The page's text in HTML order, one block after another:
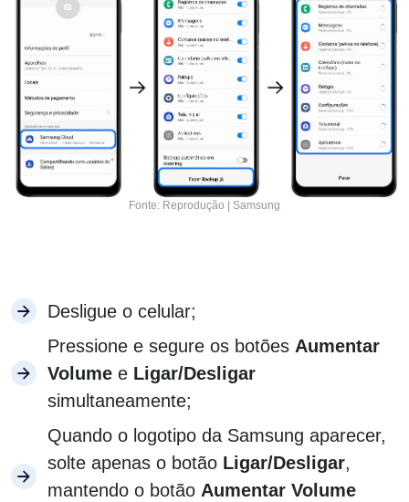
Fonte: Reprodução | Samsung
Desligue o celular;
Pressione e segure os botões Aumentar
Volume e Ligar/Desligar
simultaneamente;
Quando o logotipo da Samsung aparecer,
solte apenas o botão Ligar/Desligar,
mantendo o botão Aumentar Volume